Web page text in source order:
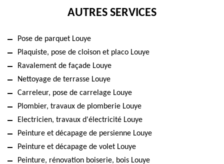
AUTRES SERVICES
Pose de parquet Louye
Plaquiste, pose de cloison et placo Louye
Ravalement de façade Louye
Nettoyage de terrasse Louye
Carreleur, pose de carrelage Louye
Plombier, travaux de plomberie Louye
Electricien, travaux d'électricité Louye
Peinture et décapage de persienne Louye
Peinture et décapage de volet Louye
Peinture, rénovation boiserie, bois Louye